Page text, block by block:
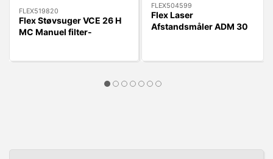
FLEX519820
Flex Støvsuger VCE 26 H
MC Manuel filter-
FLEX504599
Flex Laser
Afstandsmåler ADM 30